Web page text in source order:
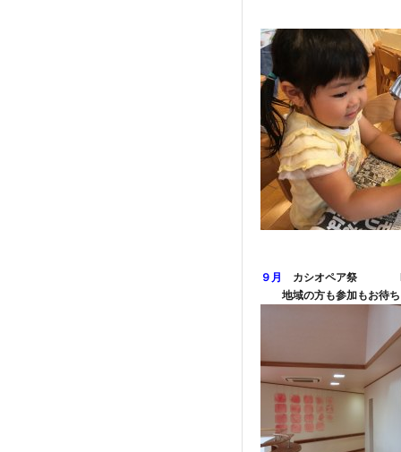
９月
カシオペア祭
地域の方も参加もお待ち